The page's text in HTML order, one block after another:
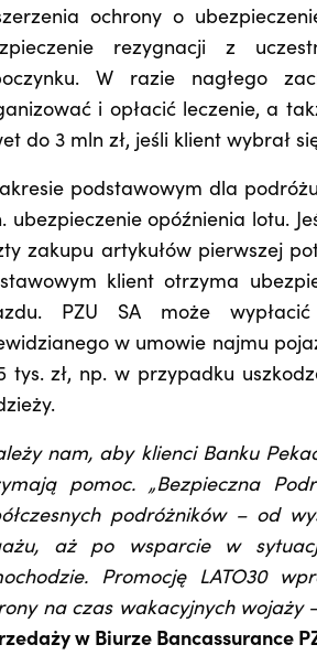
ochrony o
rezygnacji z
W razie nagłego
i opłacić leczenie, a
do 3 mln zł, jeśli klient wybrał
podstawowym dla
ubezpieczenie opóźnienia lotu.
zakupu artykułów pierwszej
klient otrzyma
PZU SA może
w umowie najmu
tys. zł, np. w przypadku
nam, aby klienci Banku
pomoc. „Bezpieczna
podróżników – od
aż po wsparcie w
Promocję LATO30
na czas wakacyjnych wojaży
w Biurze Bancassurance